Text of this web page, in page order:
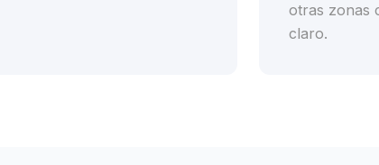
otras zonas
claro.